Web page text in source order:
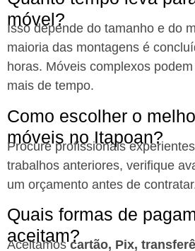
móvel?
Isso depende do tamanho e do
maioria das montagens é
horas. Móveis complexos
mais de tempo.
Como escolher o
móveis no Itapoan?
Procure profissionais
trabalhos anteriores, verifique
um orçamento antes de
Quais formas de
aceitam?
Aceitamoscartão, Pix,